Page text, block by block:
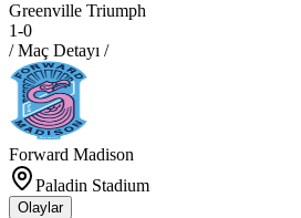
Greenville Triumph
1-0
/ Maç Detayı /
Forward Madison
Paladin Stadium
Olaylar